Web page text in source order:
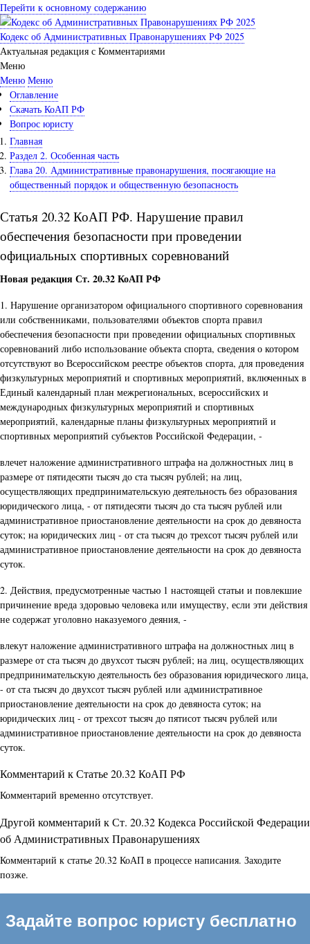
Перейти к основному содержанию
Кодекс об Административных Правонарушениях РФ 2025
Актуальная редакция с Комментариями
Меню
Меню Меню
Оглавление
Скачать КоАП РФ
Вопрос юристу
Главная
Раздел 2. Особенная часть
Глава 20. Административные правонарушения, посягающие на
общественный порядок и общественную безопасность
Статья 20.32 КоАП РФ. Нарушение правил
обеспечения безопасности при проведении
официальных спортивных соревнований
Новая редакция Ст. 20.32 КоАП РФ
1. Нарушение организатором официального спортивного соревнования
или собственниками, пользователями объектов спорта правил
обеспечения безопасности при проведении официальных спортивных
соревнований либо использование объекта спорта, сведения о котором
отсутствуют во Всероссийском реестре объектов спорта, для проведения
физкультурных мероприятий и спортивных мероприятий, включенных в
Единый календарный план межрегиональных, всероссийских и
международных физкультурных мероприятий и спортивных
мероприятий, календарные планы физкультурных мероприятий и
спортивных мероприятий субъектов Российской Федерации, -
влечет наложение административного штрафа на должностных лиц в
размере от пятидесяти тысяч до ста тысяч рублей; на лиц,
осуществляющих предпринимательскую деятельность без образования
юридического лица, - от пятидесяти тысяч до ста тысяч рублей или
административное приостановление деятельности на срок до девяноста
суток; на юридических лиц - от ста тысяч до трехсот тысяч рублей или
административное приостановление деятельности на срок до девяноста
суток.
2. Действия, предусмотренные частью 1 настоящей статьи и повлекшие
причинение вреда здоровью человека или имуществу, если эти действия
не содержат уголовно наказуемого деяния, -
влекут наложение административного штрафа на должностных лиц в
размере от ста тысяч до двухсот тысяч рублей; на лиц, осуществляющих
предпринимательскую деятельность без образования юридического лица,
- от ста тысяч до двухсот тысяч рублей или административное
приостановление деятельности на срок до девяноста суток; на
юридических лиц - от трехсот тысяч до пятисот тысяч рублей или
административное приостановление деятельности на срок до девяноста
суток.
Комментарий к Статье 20.32 КоАП РФ
Комментарий временно отсутствует.
Другой комментарий к Ст. 20.32 Кодекса Российской Федерации
об Административных Правонарушениях
Комментарий к статье 20.32 КоАП в процессе написания. Заходите
позже.